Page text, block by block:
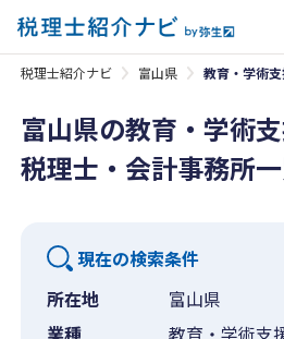
税理士紹介ナビ 富山県 教育・学術
富山県の教育・学術
税理士・会計事務所
現在の検索条件
所在地
富山県
業種
教育・学術支